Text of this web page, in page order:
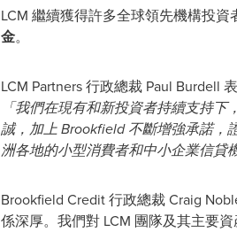
LCM 繼續獲得許多全球領先機構投
金。
LCM Partners 行政總裁 Paul Burdell
「我們在現有和新投資者持續支持
誠，加上 Brookfield 不斷增強承諾，
洲各地的小型消費者和中小企業信貸
Brookfield Credit行政總裁Craig
係深厚。我們對 LCM 團隊及其主要